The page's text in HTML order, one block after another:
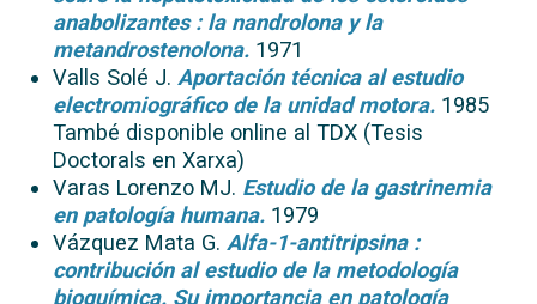
anabolizantes : la nandrolona y la
metandrostenolona. 1971
Valls Solé J. Aportación técnica al estudio
electromiográfico de la unidad motora. 1985
També disponible online al TDX (Tesis
Doctorals en Xarxa)
Varas Lorenzo MJ. Estudio de la gastrinemia
en patología humana. 1979
Vázquez Mata G. Alfa-1-antitripsina :
contribución al estudio de la metodología
bioquímica. Su importancia en patología